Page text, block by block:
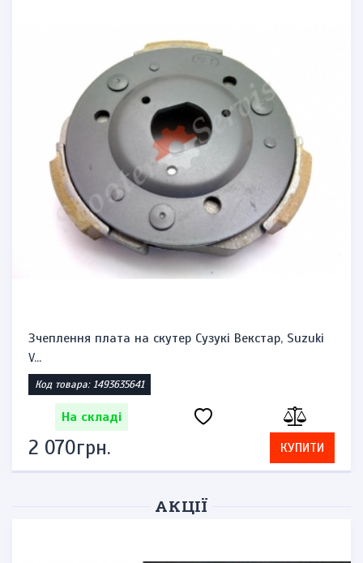
Suzuki
КУПИТИ
Ручки гальм, комплект Хонда, SH-125-
Код товара: 52279612
На складі
АКЦІЇ